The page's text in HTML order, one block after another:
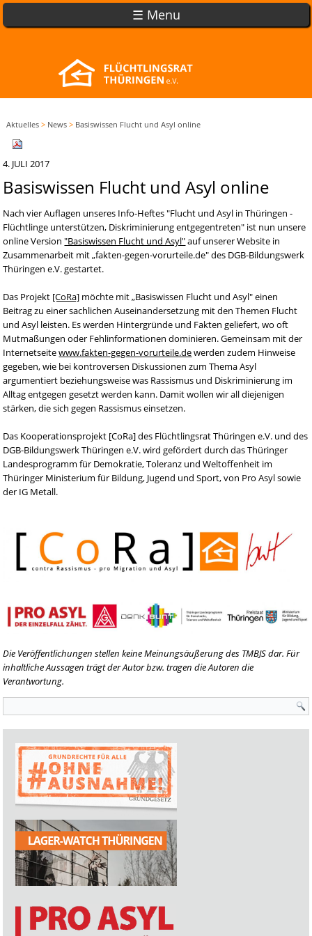
☰ Menu
Aktuelles > News > Basiswissen Flucht und Asyl online
4. JULI 2017
Basiswissen Flucht und Asyl online
Nach vier Auflagen unseres Info-Heftes "Flucht und Asyl in Thüringen -
Flüchtlinge unterstützen, Diskriminierung entgegentreten" ist nun unsere
online Version"Basiswissen Flucht und Asyl"auf unserer Website in
Zusammenarbeit mit „fakten-gegen-vorurteile.de" des DGB-Bildungswerk
Thüringen e.V. gestartet.
Das Projekt [CoRa] möchte mit „Basiswissen Flucht und Asyl" einen
Beitrag zu einer sachlichen Auseinandersetzung mit den Themen Flucht
und Asyl leisten. Es werden Hintergründe und Fakten geliefert, wo oft
Mutmaßungen oder Fehlinformationen dominieren. Gemeinsam mit der
Internetseitewww.fakten-gegen-vorurteile.dewerden zudem Hinweise
gegeben, wie bei kontroversen Diskussionen zum Thema Asyl
argumentiert beziehungsweise was Rassismus und Diskriminierung im
Alltag entgegen gesetzt werden kann. Damit wollen wir all diejenigen
stärken, die sich gegen Rassismus einsetzen.
Das Kooperationsprojekt [CoRa] des Flüchtlingsrat Thüringen e.V. und des
DGB-Bildungswerk Thüringen e.V. wird gefördert durch das Thüringer
Landesprogramm für Demokratie, Toleranz und Weltoffenheit im
Thüringer Ministerium für Bildung, Jugend und Sport, von Pro Asyl sowie
der IG Metall.
Die Veröffentlichungen stellen keine Meinungsäußerung des TMBJS dar. Für
inhaltliche Aussagen trägt der Autor bzw. tragen die Autoren die
Verantwortung.
Suchformular